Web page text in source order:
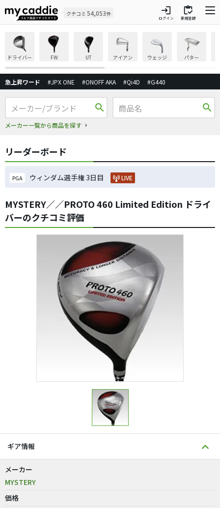
クチコミ 54,053件 login
ログイン
inventory
新規登録
ドライバー FW UT アイアン ウェッジ パター
急上昇ワード #JPX ONE #ONOFF AKA #Qi4D #G440
search
メーカー一覧から商品を探す
search
リーダーボード
PGA ウィンダム選手権 3日目 LIVE
MYSTERY／／PROTO 460 Limited Edition ドライ
バーのクチコミ評価
ギア情報
メーカー
MYSTERY
価格